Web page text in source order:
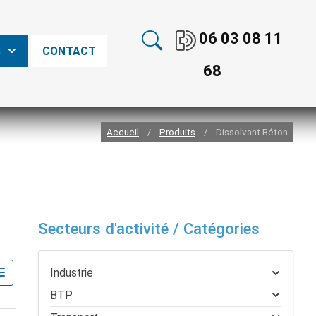
CONTACT
06 03 08 11
68
Accueil / Produits / Dissolvant Béton
Secteurs d'activité / Catégories
Industrie
BTP